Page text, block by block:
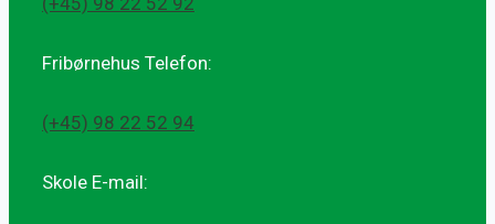
Fribørnehus Telefon:
(+45) 98 22 52 94
Skole E-mail: